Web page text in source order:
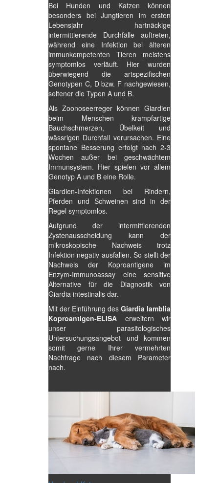
Bei Hunden und Katzen können
besonders bei Jungtieren im ersten
Lebensjahr hartnäckige
intermittierende Durchfälle auftreten,
während eine Infektion bei älteren
immunkompetenten Tieren meistens
symptomlos verläuft. Hier wurden
überwiegend die artspezifischen
Genotypen C, D bzw. F nachgewiesen,
seltener die Typen A und B.
Als Zoonoseerreger können Giardien
beim Menschen krampfartige
Bauchschmerzen, Übelkeit und
wässrigen Durchfall verursachen. Eine
spontane Besserung erfolgt nach 2-3
Wochen außer bei geschwächtem
Immunsystem. Hier spielen vor allem
Genotyp A und B eine Rolle.
Giardien-Infektionen bei Rindern,
Pferden und Schweinen sind in der
Regel symptomlos.
Aufgrund der intermittierenden
Zystenausscheidung kann der
mikroskopische Nachweis trotz
Infektion negativ ausfallen. So stellt der
Nachweis der Koproantigene im
Enzym-Immunoassay eine sensitive
Alternative für die Diagnostik von
Giardia intestinalis dar.
Mit der Einführung des Giardia lamblia
Koproantigen-ELISA erweitern wir
unser parasitologisches
Untersuchungsangebot und kommen
somit gerne Ihrer vermehrten
Nachfrage nach diesem Parameter
nach.